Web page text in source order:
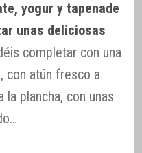
yogur y tapenade
unas deliciosas
completar con una
con atún fresco a
plancha, con unas